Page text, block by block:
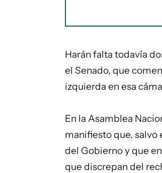
Harán falta todavía
el Senado, que
izquierda en esa
En la Asamblea
manifiesto que,
del Gobierno y que
que discrepan del